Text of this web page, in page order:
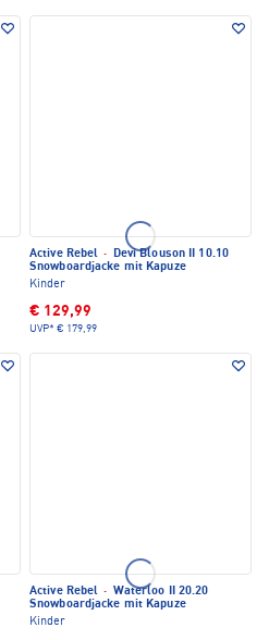
Active Rebel ·
Devi Blouson II 10.10
Snowboardjacke mit Kapuze
Kinder
€ 129,99
UVP* € 179,99
Active Rebel · Waterloo II 20.20
Snowboardjacke mit Kapuze
Kinder